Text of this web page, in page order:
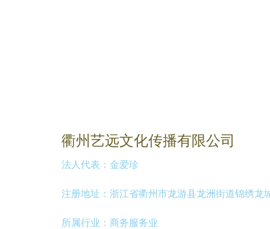
衢州艺远文化传播有限公司
法人代表： 金爱珍
注册地址： 浙江省衢州市龙游县龙洲街道锦绣龙
所属行业： 商务服务业